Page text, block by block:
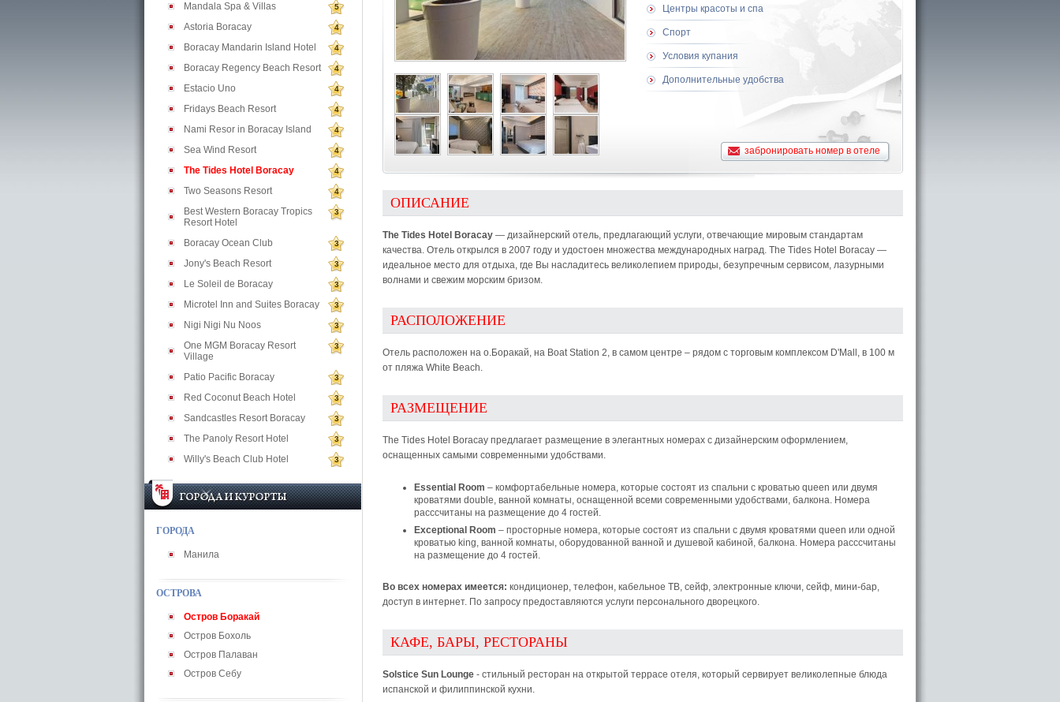
Mandala Spa & Villas 5
Astoria Boracay 4
Boracay Mandarin Island Hotel 4
Boracay Regency Beach Resort 4
Estacio Uno 4
Fridays Beach Resort 4
Nami Resor in Boracay Island 4
Sea Wind Resort 4
The Tides Hotel Boracay 4
Two Seasons Resort 4
Best Western Boracay Tropics
Resort Hotel
3
Boracay Ocean Club 3
Jony's Beach Resort 3
Le Soleil de Boracay 3
Microtel Inn and Suites Boracay 3
Nigi Nigi Nu Noos 3
One MGM Boracay Resort
Village
3
Patio Pacific Boracay 3
Red Coconut Beach Hotel 3
Sandcastles Resort Boracay 3
The Panoly Resort Hotel 3
Willy's Beach Club Hotel 3
ГОРОДА
Манила
ОСТРОВА
Остров Боракай
Остров Бохоль
Остров Палаван
Остров Себу
Центры красоты и спа
Спорт
Условия купания
Дополнительные удобства
забронировать номер в отеле
ОПИСАНИЕ
The Tides Hotel Boracay — дизайнерский отель, предлагающий услуги, отвечающие мировым стандартам
качества. Отель открылся в 2007 году и удостоен множества международных наград. The Tides Hotel Boracay —
идеальное место для отдыха, где Вы насладитесь великолепием природы, безупречным сервисом, лазурными
волнами и свежим морским бризом.
РАСПОЛОЖЕНИЕ
Отель расположен на о.Боракай, на Boat Station 2, в самом центре – рядом с торговым комплексом D'Mall, в 100 м
от пляжа White Beach.
РАЗМЕЩЕНИЕ
The Tides Hotel Boracay предлагает размещение в элегантных номерах с дизайнерским оформлением,
оснащенных самыми современными удобствами.
Essential Room – комфортабельные номера, которые состоят из спальни с кроватью queen или двумя
кроватями double, ванной комнаты, оснащенной всеми современными удобствами, балкона. Номера
расссчитаны на размещение до 4 гостей.
Exceptional Room – просторные номера, которые состоят из спальни с двумя кроватями queen или одной
кроватью king, ванной комнаты, оборудованной ванной и душевой кабиной, балкона. Номера расссчитаны
на размещение до 4 гостей.
Во всех номерах имеется: кондиционер, телефон, кабельное ТВ, сейф, электронные ключи, сейф, мини-бар,
доступ в интернет. По запросу предоставляются услуги персонального дворецкого.
КАФЕ, БАРЫ, РЕСТОРАНЫ
Solstice Sun Lounge - стильный ресторан на открытой террасе отеля, который сервирует великолепные блюда
испанской и филиппинской кухни.